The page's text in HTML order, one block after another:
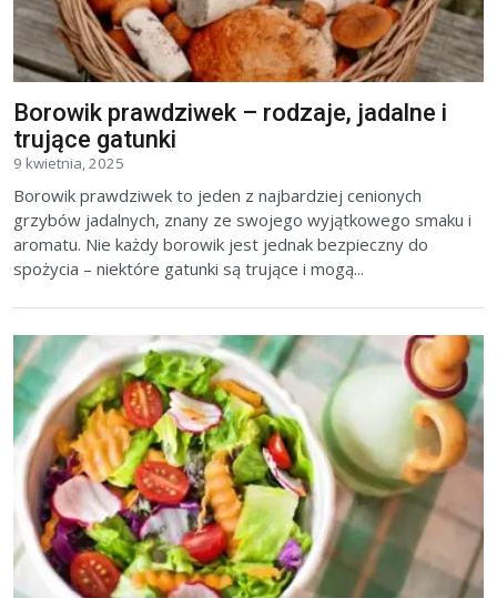
Borowik prawdziwek – rodzaje, jadalne i
trujące gatunki
9 kwietnia, 2025
Borowik prawdziwek to jeden z najbardziej cenionych
grzybów jadalnych, znany ze swojego wyjątkowego smaku i
aromatu. Nie każdy borowik jest jednak bezpieczny do
spożycia – niektóre gatunki są trujące i mogą...